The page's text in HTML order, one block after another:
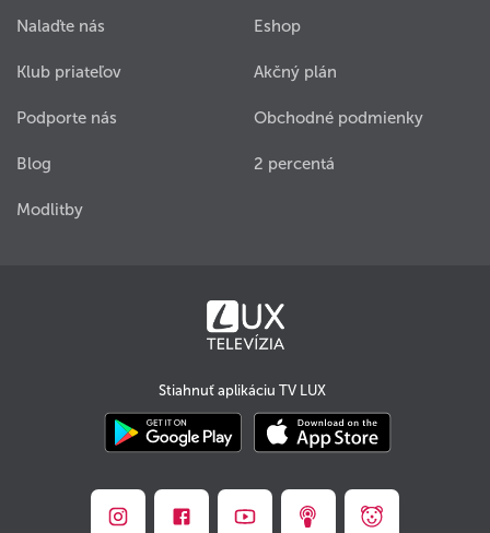
Nalaďte nás
Klub priateľov
Podporte nás
Blog
Modlitby
Eshop
Akčný plán
Obchodné podmienky
2 percentá
Stiahnuť aplikáciu TV LUX